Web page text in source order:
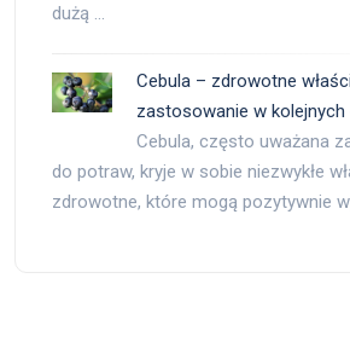
dużą …
Cebula – zdrowotne
zastosowanie w
Cebula, często uważana
do potraw, kryje w sobie niezwykłe
zdrowotne, które mogą pozytywnie